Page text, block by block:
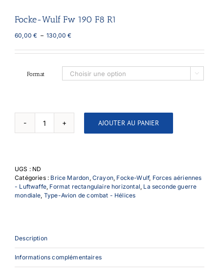
Focke-Wulf Fw 190 F8 R1
60,00€ – 130,00€Plage
prix :
à
130,00 €
Format 
quantité
de
F8
R1
AJOUTER AU PANIER
UGS : ND
Catégories : Brice Mardon, Crayon, Focke-Wulf, Forces aériennes
- Luftwaffe, Format rectangulaire horizontal, La seconde guerre
mondiale, Type-Avion de combat - Hélices
Description
Informations complémentaires